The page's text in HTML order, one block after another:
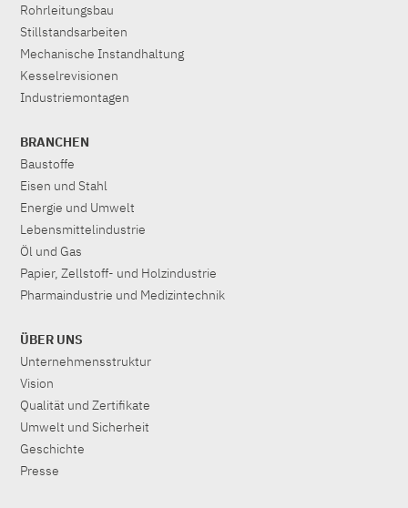
Rohrleitungsbau
Stillstandsarbeiten
Mechanische Instandhaltung
Kesselrevisionen
Industriemontagen
BRANCHEN
Baustoffe
Eisen und Stahl
Energie und Umwelt
Lebensmittelindustrie
Öl und Gas
Papier, Zellstoff- und Holzindustrie
Pharmaindustrie und Medizintechnik
ÜBER UNS
Unternehmensstruktur
Vision
Qualität und Zertifikate
Umwelt und Sicherheit
Geschichte
Presse